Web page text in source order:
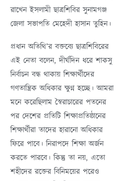
রাখেন ইসলামী ছাত্রশিবির সুনামগঞ্জ
জেলা সভাপতি মেহেদী হাসান তুহিন।
প্রধান অতিথি’র বক্তব্যে ছাত্রশিবিরের
এই নেতা বলেন, দীর্ঘদিন ধরে শাকসু
নির্বাচন বন্ধ থাকায় শিক্ষার্থীদের
গণতান্ত্রিক অধিকার ক্ষুণ্ন হচ্ছে। আমরা
মনে করেছিলাম স্বৈরাচারের পতনের
পর দেশের প্রতিটি শিক্ষাপ্রতিষ্ঠানের
শিক্ষার্থীরা তাদের হারানো অধিকার
ফিরে পাবে। নিরাপদে শিক্ষা অর্জন
করতে পারবে। কিন্তু তা নয়, এতো
শহীদের রক্তের বিনিময়ের পরেও